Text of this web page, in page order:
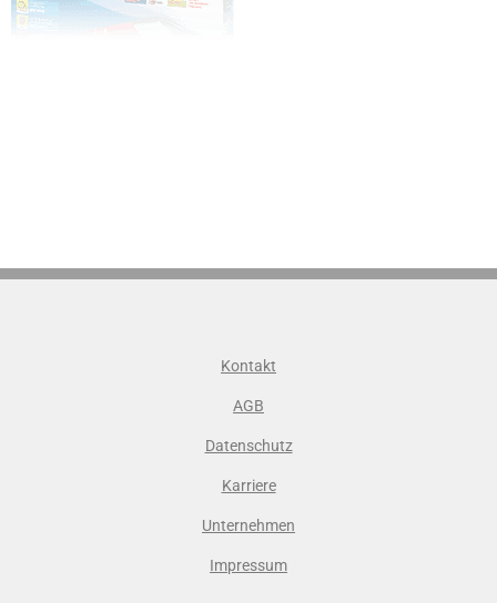
Kontakt
AGB
Datenschutz
Karriere
Unternehmen
Impressum